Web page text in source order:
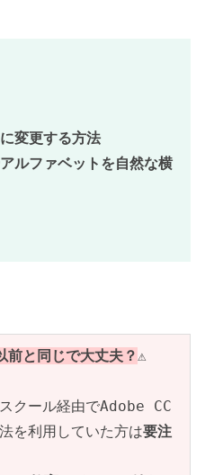
変更する方法
ルファベットを自然な横
と同じで大丈夫？ ⚠️
クール経由でAdobe CC
を利用していた方は要注